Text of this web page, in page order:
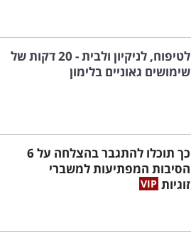
לטיפוח, לניקיון ולבית - 20 דקות של
שימושים גאוניים בלימון
כך תוכלו להתגבר בהצלחה על 6
הסיבות המפתיעות למשברי
זוגיות